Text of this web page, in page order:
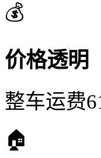
💰
价格透明
整车运费
🏠